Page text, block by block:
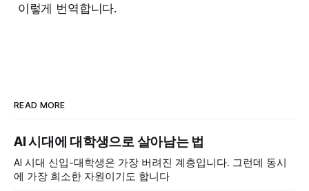
이렇게 번역합니다.
READ MORE
AI 시대에 대학생으로 살아남는 법
AI 시대 신입-대학생은 가장 버려진 계층입니다. 그런데 동시
에 가장 희소한 자원이기도 합니다